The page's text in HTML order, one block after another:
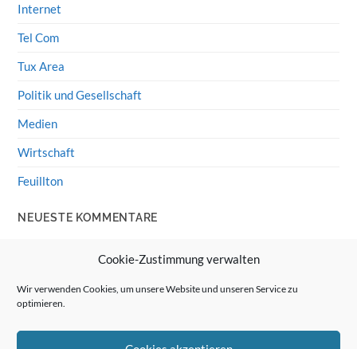
Cookie-Zustimmung verwalten
Wir verwenden Cookies, um unsere Website und unseren Service zu
optimieren.
Internet
Tel Com
Tux Area
Politik und Gesellschaft
Medien
Wirtschaft
Feuillton
NEUESTE KOMMENTARE
Wolff von Rechenberg